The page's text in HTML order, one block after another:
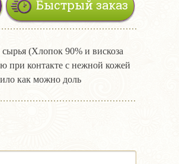
Быстрый заказ
(Хлопок 90% и вискоза
при контакте с нежной кожей
как можно доль